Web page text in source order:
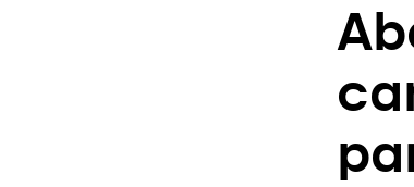
Ab
ca
pa